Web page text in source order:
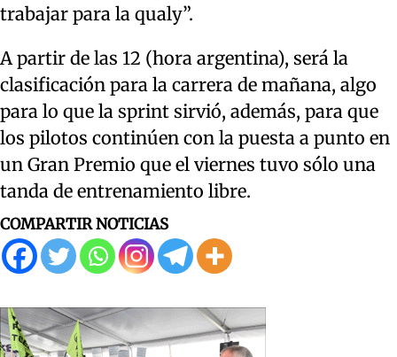
trabajar para la qualy”.
A partir de las 12 (hora argentina), será la
clasificación para la carrera de mañana, algo
para lo que la sprint sirvió, además, para que
los pilotos continúen con la puesta a punto en
un Gran Premio que el viernes tuvo sólo una
tanda de entrenamiento libre.
COMPARTIR NOTICIAS